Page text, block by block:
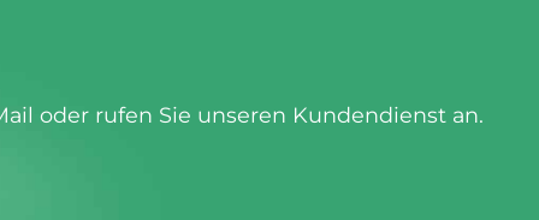
oder rufen Sie unseren Kundendienst an.